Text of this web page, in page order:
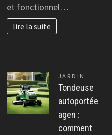
et fonctionnel…
lire la suite
JARDIN
Tondeuse
autoportée
agen :
comment